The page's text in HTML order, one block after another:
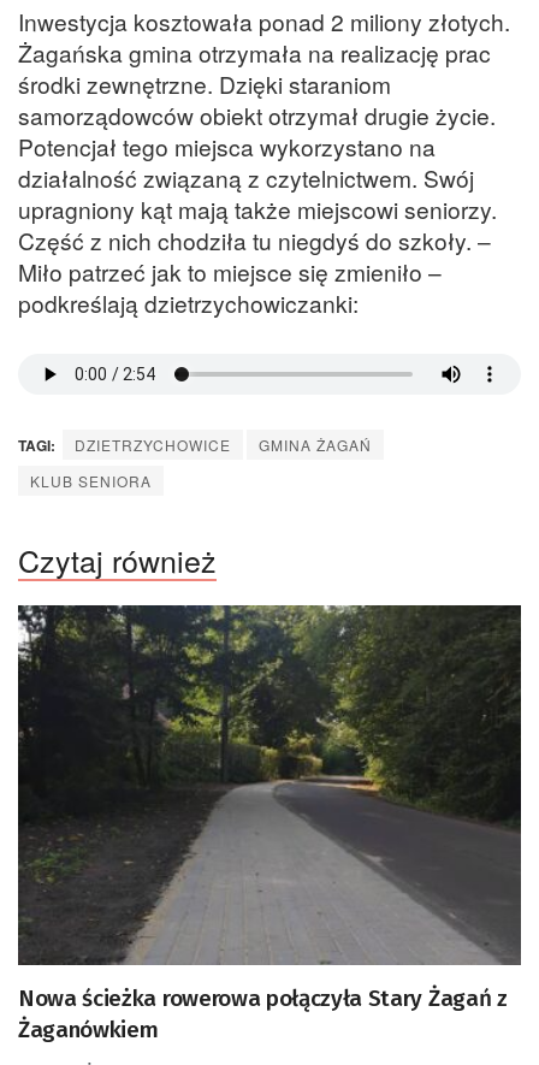
Inwestycja kosztowała ponad 2 miliony złotych.
Żagańska gmina otrzymała na realizację prac
środki zewnętrzne. Dzięki staraniom
samorządowców obiekt otrzymał drugie życie.
Potencjał tego miejsca wykorzystano na
działalność związaną z czytelnictwem. Swój
upragniony kąt mają także miejscowi seniorzy.
Część z nich chodziła tu niegdyś do szkoły. –
Miło patrzeć jak to miejsce się zmieniło –
podkreślają dzietrzychowiczanki:
TAGI: DZIETRZYCHOWICE
GMINA ŻAGAŃ
KLUB SENIORA
Czytaj również
Nowa ścieżka rowerowa połączyła Stary Żagań z
Żaganówkiem